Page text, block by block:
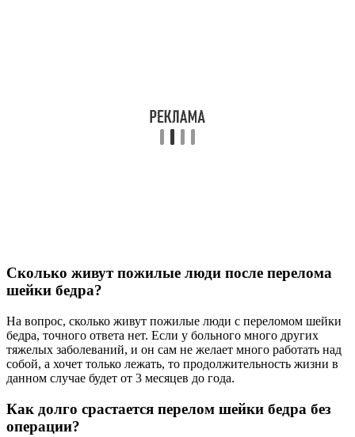
Сколько живут пожилые люди после перелома
шейки бедра?
На вопрос, сколько живут пожилые люди с переломом шейки
бедра, точного ответа нет. Если у больного много других
тяжелых заболеваний, и он сам не желает много работать над
собой, а хочет только лежать, то продолжительность жизни в
данном случае будет от 3 месяцев до года.
Как долго срастается перелом шейки бедра без
операции?